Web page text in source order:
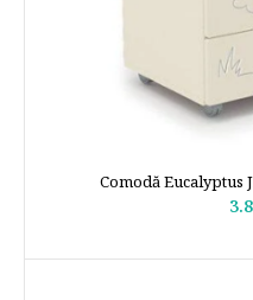
Comodă Eucalyptus